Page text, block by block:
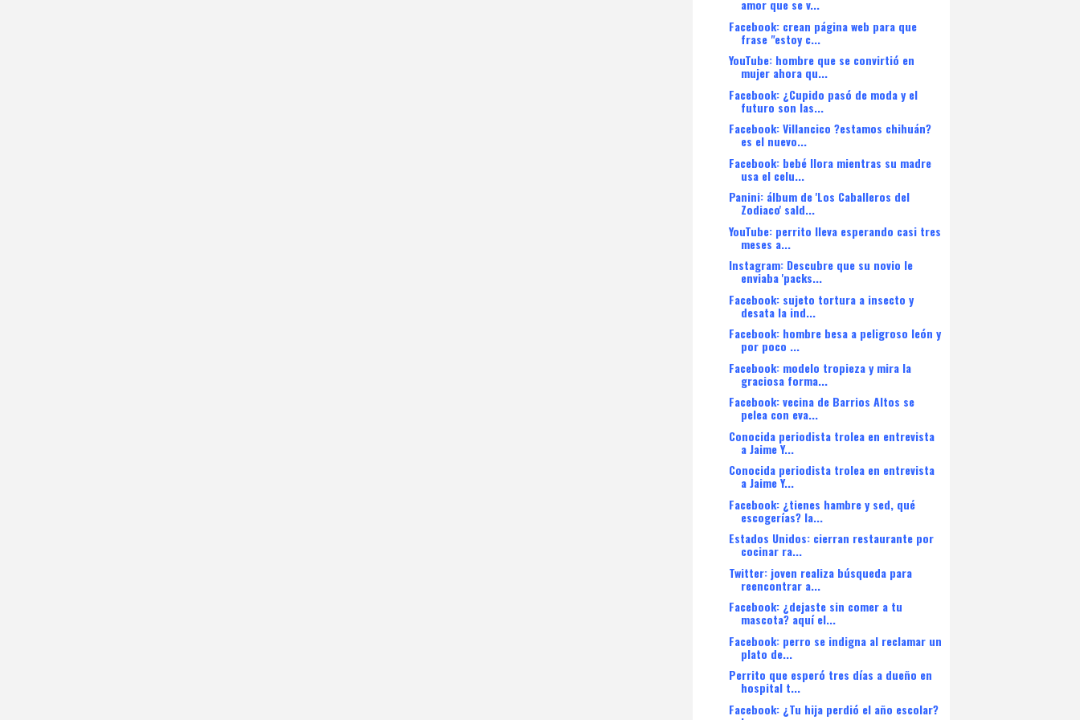
amor que se v...
Facebook: crean página web para que
frase "estoy c...
YouTube: hombre que se convirtió en
mujer ahora qu...
Facebook: ¿Cupido pasó de moda y el
futuro son las...
Facebook: Villancico ?estamos chihuán?
es el nuevo...
Facebook: bebé llora mientras su madre
usa el celu...
Panini: álbum de 'Los Caballeros del
Zodiaco' sald...
YouTube: perrito lleva esperando casi tres
meses a...
Instagram: Descubre que su novio le
enviaba 'packs...
Facebook: sujeto tortura a insecto y
desata la ind...
Facebook: hombre besa a peligroso león y
por poco ...
Facebook: modelo tropieza y mira la
graciosa forma...
Facebook: vecina de Barrios Altos se
pelea con eva...
Conocida periodista trolea en entrevista
a Jaime Y...
Conocida periodista trolea en entrevista
a Jaime Y...
Facebook: ¿tienes hambre y sed, qué
escogerías? la...
Estados Unidos: cierran restaurante por
cocinar ra...
Twitter: joven realiza búsqueda para
reencontrar a...
Facebook: ¿dejaste sin comer a tu
mascota? aquí el...
Facebook: perro se indigna al reclamar un
plato de...
Perrito que esperó tres días a dueño en
hospital t...
Facebook: ¿Tu hija perdió el año escolar?